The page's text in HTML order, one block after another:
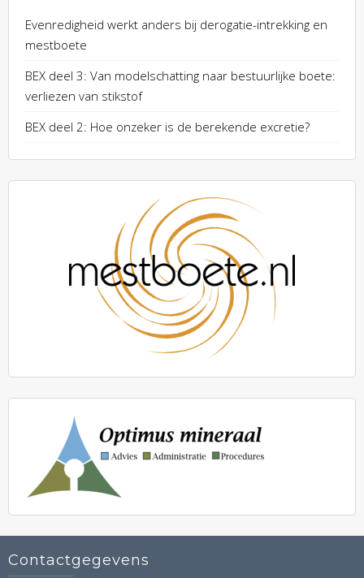
Evenredigheid werkt anders bij derogatie-intrekking en
mestboete
BEX deel 3: Van modelschatting naar bestuurlijke boete:
verliezen van stikstof
BEX deel 2: Hoe onzeker is de berekende excretie?
Contactgegevens